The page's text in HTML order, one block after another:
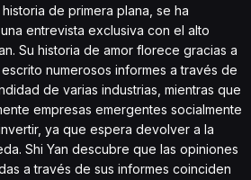
de primera plana, se ha
entrevista exclusiva con el alto
Su historia de amor florece gracias a
numerosos informes a través de
de varias industrias, mientras que
empresas emergentes socialmente
ya que espera devolver a la
Shi Yan descubre que las opiniones
a través de sus informes coinciden